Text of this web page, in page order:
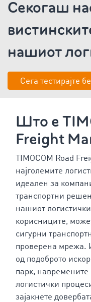
Секогаш
нашиот
Сега тестирајте
Што е
Freight
TIMOCOM Road
најголемите
идеален за
транспортни
нашиот
корисниците,
сигурни
проверена мрежа.
од подоброто
парк,
логистички
зајакнете